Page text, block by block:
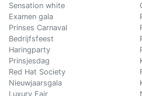
Sensation white
Examen gala
Prinses Carnaval
Bedrijfsfeest
Haringparty
Prinsjesdag
Red Hat Society
Nieuwjaarsgala
Luxury Fair